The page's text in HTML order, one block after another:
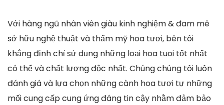
Với hàng ngũ nhân viên giàu kinh nghiệm & đam mê
sở hữu nghệ thuật và thẩm mỹ hoa tươi, bên tôi
khẳng định chỉ sử dụng những loại hoa tuoi tốt nhất
có thể và chất lượng độc nhất. Chúng chúng tôi luôn
đánh giá và lựa chọn những cành hoa tươi tự những
mối cung cấp cung ứng đáng tin cậy nhằm đảm bảo